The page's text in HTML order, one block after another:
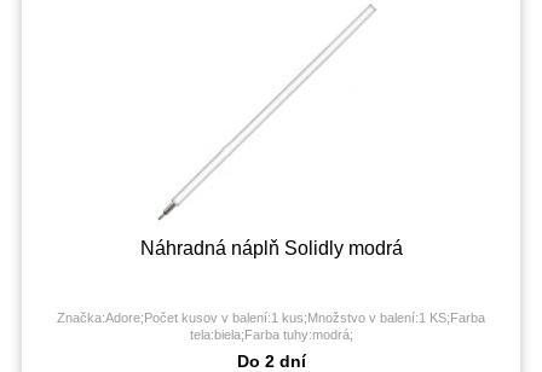
Náhradná náplň Solidly modrá
Značka:Adore;Počet kusov v balení:1 kus;Množstvo v balení:1 KS;Farba
tela:biela;Farba tuhy:modrá;
Do 2 dní